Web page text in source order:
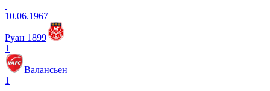
10.06.1967
Руан 1899
1
Валансьен
1